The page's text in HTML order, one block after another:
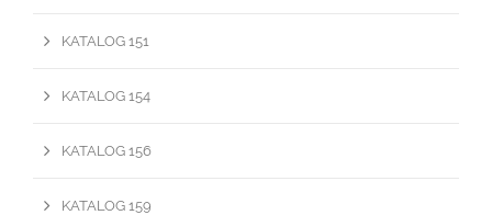
KATALOG 151
KATALOG 154
KATALOG 156
KATALOG 159